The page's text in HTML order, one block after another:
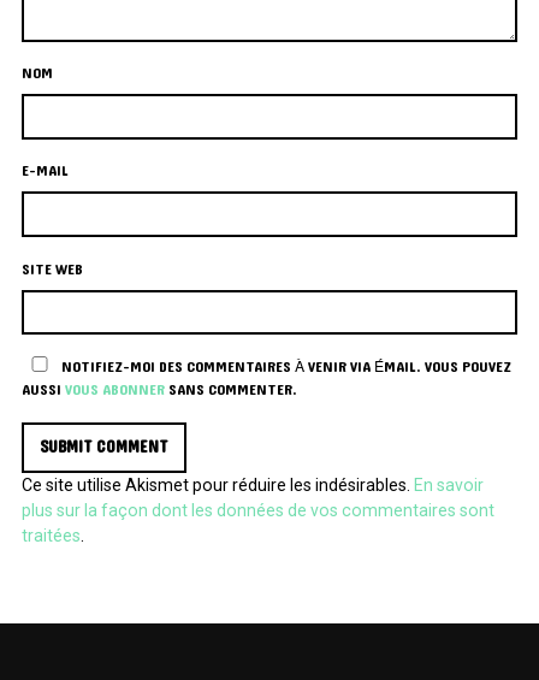
NOM
E-MAIL
SITE WEB
NOTIFIEZ-MOI DES COMMENTAIRES À VENIR VIA ÉMAIL. VOUS POUVEZ
AUSSIVOUS ABONNERSANS COMMENTER.
Ce site utilise Akismet pour réduire les indésirables. En savoir
plus sur la façon dont les données de vos commentaires sont
traitées